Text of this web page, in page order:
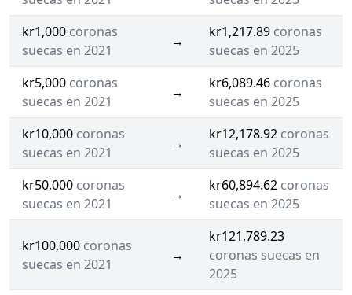
kr1,000 coronas
suecas en 2021
→
kr1,217.89 coronas
suecas en 2025
kr5,000 coronas
suecas en 2021
→
kr6,089.46 coronas
suecas en 2025
kr10,000 coronas
suecas en 2021
→
kr12,178.92 coronas
suecas en 2025
kr50,000 coronas
suecas en 2021
→
kr60,894.62 coronas
suecas en 2025
kr100,000 coronas
suecas en 2021
→
kr121,789.23
coronas suecas en
2025